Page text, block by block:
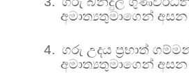
අමාත්‍යතුමාගෙන් අසන
4. ගරු උදය ප්‍රභාත්
අමාත්‍යතුමාගෙන් අසන